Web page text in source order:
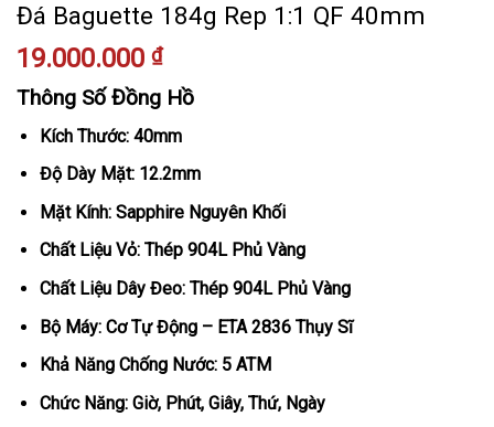
Đá Baguette 184g Rep 1:1 QF 40mm
19.000.000 ₫
Thông Số Đồng Hồ
Kích Thước: 40mm
Độ Dày Mặt: 12.2mm
Mặt Kính: Sapphire Nguyên Khối
Chất Liệu Vỏ: Thép 904L Phủ Vàng
Chất Liệu Dây Đeo: Thép 904L Phủ Vàng
Bộ Máy: Cơ Tự Động – ETA 2836 Thụy Sĩ
Khả Năng Chống Nước: 5 ATM
Chức Năng: Giờ, Phút, Giây, Thứ, Ngày